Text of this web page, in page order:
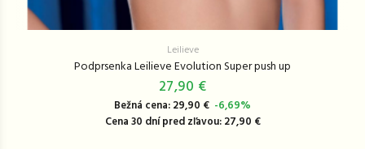
Leilieve
Podprsenka Leilieve Evolution Super push up
27,90 €
Bežná cena: 29,90 € -6,69%
Cena 30 dní pred zľavou: 27,90 €